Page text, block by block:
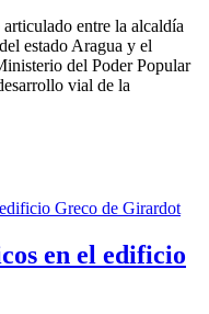
entre la alcaldía
estado Aragua y el
del Poder Popular
vial de la
en el edificio